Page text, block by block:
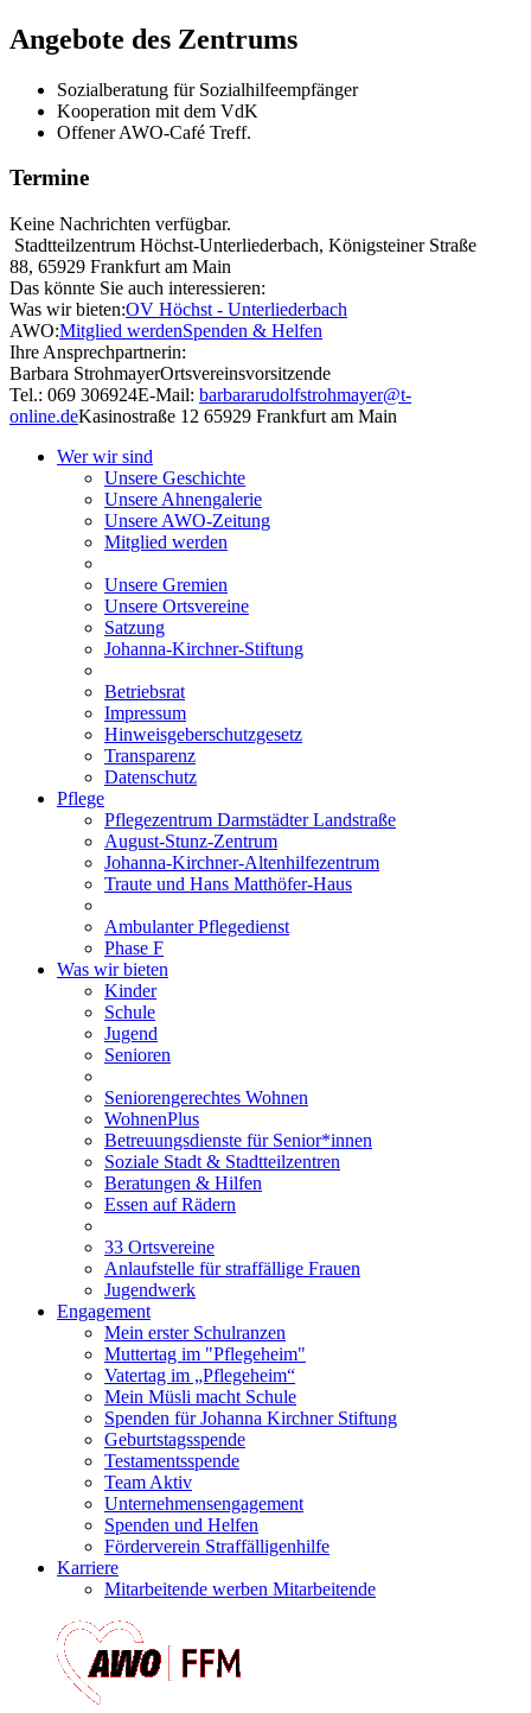
Angebote des Zentrums
Sozialberatung für Sozialhilfeempfänger
Kooperation mit dem VdK
Offener AWO-Café Treff.
Termine
Keine Nachrichten verfügbar.
Stadtteilzentrum Höchst-Unterliederbach, Königsteiner Straße
88, 65929 Frankfurt am Main
Das könnte Sie auch interessieren:
Was wir bieten:OV Höchst - Unterliederbach
AWO:Mitglied werdenSpenden & Helfen
Ihre Ansprechpartnerin:
Barbara StrohmayerOrtsvereinsvorsitzende
Tel.: 069 306924E-Mail: barbararudolfstrohmayer@t-
online.deKasinostraße 12 65929 Frankfurt am Main
Wer wir sind
Unsere Geschichte
Unsere Ahnengalerie
Unsere AWO-Zeitung
Mitglied werden
Unsere Gremien
Unsere Ortsvereine
Satzung
Johanna-Kirchner-Stiftung
Betriebsrat
Impressum
Hinweisgeberschutzgesetz
Transparenz
Datenschutz
Pflege
Pflegezentrum Darmstädter Landstraße
August-Stunz-Zentrum
Johanna-Kirchner-Altenhilfezentrum
Traute und Hans Matthöfer-Haus
Ambulanter Pflegedienst
Phase F
Was wir bieten
Kinder
Schule
Jugend
Senioren
Seniorengerechtes Wohnen
WohnenPlus
Betreuungsdienste für Senior*innen
Soziale Stadt & Stadtteilzentren
Beratungen & Hilfen
Essen auf Rädern
33 Ortsvereine
Anlaufstelle für straffällige Frauen
Jugendwerk
Engagement
Mein erster Schulranzen
Muttertag im "Pflegeheim"
Vatertag im „Pflegeheim“
Mein Müsli macht Schule
Spenden für Johanna Kirchner Stiftung
Geburtstagsspende
Testamentsspende
Team Aktiv
Unternehmensengagement
Spenden und Helfen
Förderverein Straffälligenhilfe
Karriere
Mitarbeitende werben Mitarbeitende